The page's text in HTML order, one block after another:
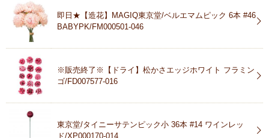
即日★【造花】MAGIQ東京堂/ベルエマムピック 6本 #46
BABYPK/FM000501-046
※販売終了※【ドライ】松かさエッジホワイト フラミン
ゴ/FD007577-016
東京堂/タイニーサテンピック小 36本 #14 ワインレッ
ド/XP000170-014